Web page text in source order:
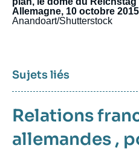
Allemagne, 10 octobre 2015
Anandoart/Shutterstock
Sujets liés
Relations
allemandes ,